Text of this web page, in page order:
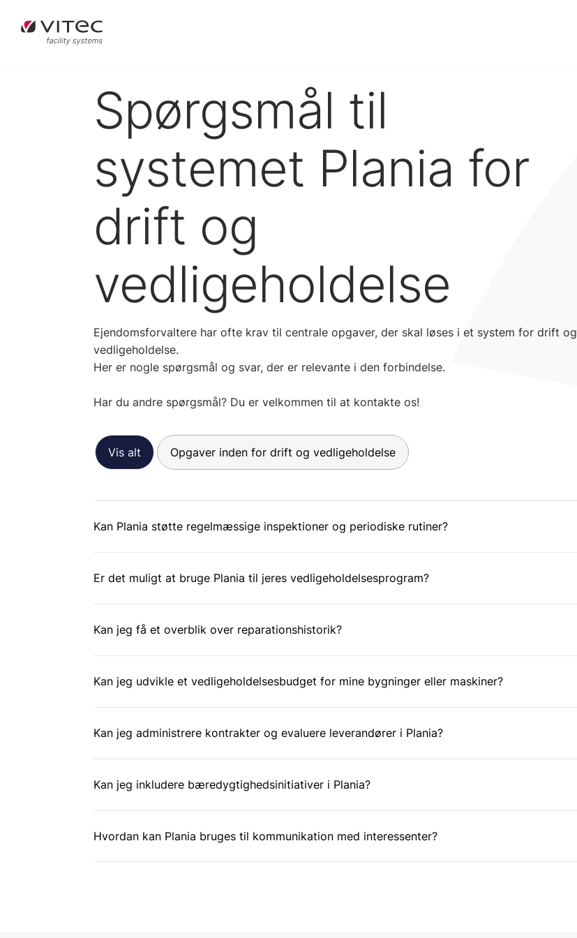
Spørgsmål til
systemet Plania for
drift og
vedligeholdelse
Ejendomsforvaltere har ofte krav til centrale opgaver, der skal løses i et system for drift og
vedligeholdelse.
Her er nogle spørgsmål og svar, der er relevante i den forbindelse.
Har du andre spørgsmål? Du er velkommen til at kontakte os!
Vis alt Opgaver inden for drift og vedligeholdelse
Kan Plania støtte regelmæssige inspektioner og periodiske rutiner?
Er det muligt at bruge Plania til jeres vedligeholdelsesprogram?
Kan jeg få et overblik over reparationshistorik?
Kan jeg udvikle et vedligeholdelsesbudget for mine bygninger eller maskiner?
Kan jeg administrere kontrakter og evaluere leverandører i Plania?
Kan jeg inkludere bæredygtighedsinitiativer i Plania?
Hvordan kan Plania bruges til kommunikation med interessenter?